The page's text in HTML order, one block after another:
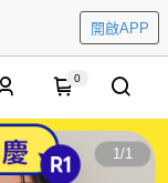
開啟APP
0
1/1